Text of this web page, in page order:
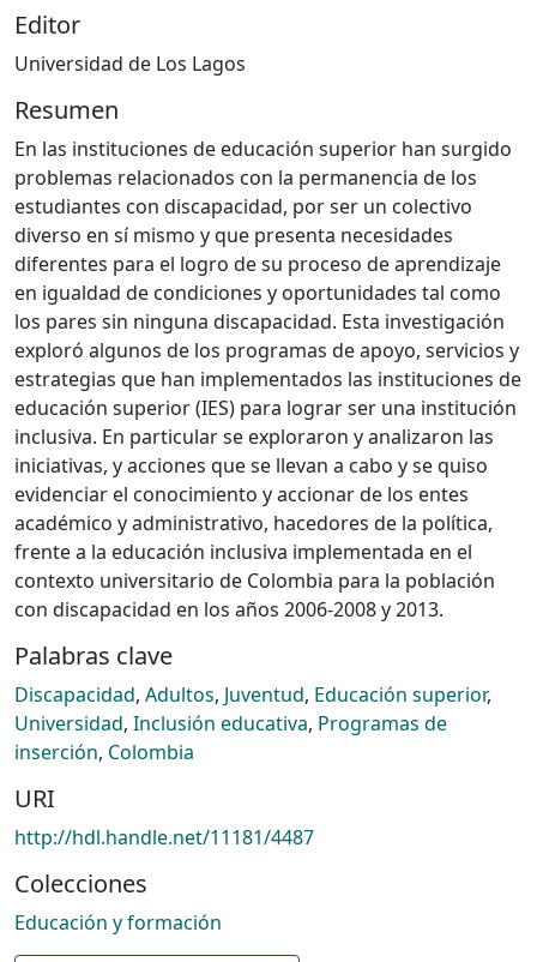
Editor
Universidad de Los Lagos
Resumen
En las instituciones de educación superior han surgido
problemas relacionados con la permanencia de los
estudiantes con discapacidad, por ser un colectivo
diverso en sí mismo y que presenta necesidades
diferentes para el logro de su proceso de aprendizaje
en igualdad de condiciones y oportunidades tal como
los pares sin ninguna discapacidad. Esta investigación
exploró algunos de los programas de apoyo, servicios y
estrategias que han implementados las instituciones de
educación superior (IES) para lograr ser una institución
inclusiva. En particular se exploraron y analizaron las
iniciativas, y acciones que se llevan a cabo y se quiso
evidenciar el conocimiento y accionar de los entes
académico y administrativo, hacedores de la política,
frente a la educación inclusiva implementada en el
contexto universitario de Colombia para la población
con discapacidad en los años 2006-2008 y 2013.
Palabras clave
Discapacidad, Adultos, Juventud, Educación superior,
Universidad, Inclusión educativa, Programas de
inserción, Colombia
URI
http://hdl.handle.net/11181/4487
Colecciones
Educación y formación